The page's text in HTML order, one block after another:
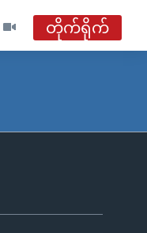
တိုက်ရိုက်
အစီအစဉ်များ
ရေဒီယိုတိုက်ရိုက်နားဆင်ရန်